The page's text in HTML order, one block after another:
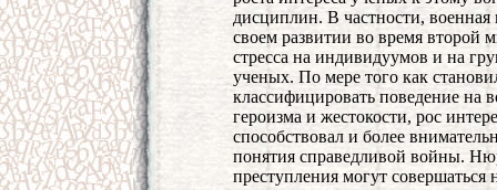
дисциплин. В частности, военная
своем развитии во время второй
стресса на индивидуумов и на
ученых. По мере того как
классифицировать поведение на
героизма и жестокости, рос
способствовал и более
понятия справедливой войны.
преступления могут